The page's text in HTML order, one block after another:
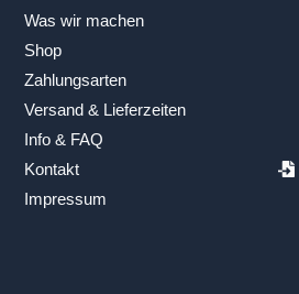
Was wir machen
Shop
Zahlungsarten
Versand & Lieferzeiten
Info & FAQ
Kontakt
Impressum